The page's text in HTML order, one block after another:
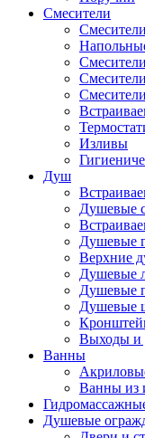
Смесители
Изливы
Душ
Душевые
Душевые
Верхние
Душевые
Душевые
Душевые
Выходы и
Ванны
Ванны из
Душевые